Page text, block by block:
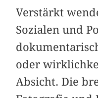
Verstärkt
Sozialen und
oder
Absicht. Die